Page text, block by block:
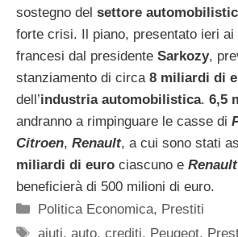
sostegno del settore
forte crisi. Il piano, presentato ieri ai
francesi dal presidente Sarkozy,
stanziamento di circa 8 miliardi di
dell’industria automobilistica. 6,5
andranno a rimpinguare le casse di
Citroen, Renault, a cui sono stati
miliardi di euro ciascuno e
beneficierà di 500 milioni di euro.
Categorie
Politica Economica, Prestiti
Tag
aiuti,auto,crediti, Peugeot,